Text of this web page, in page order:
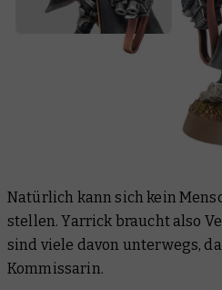
Natürlich kann sich kein
stellen. Yarrick braucht also
sind viele davon unterwegs,
Kommissarin.